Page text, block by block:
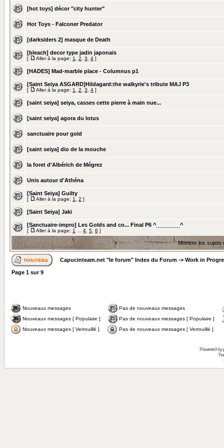
[hot toys] décor "city hunter"
Hot Toys - Falconer Predator
[darksiders 2] masque de Death
[bleach] decor type jadin japonais
[ Aller à la page: 1 2 3 4 ]
[HADES] Mad-marble place - Columnus p1
[Saint Seiya ASGARD]Hildagard:the walkyrie's tribute MAJ P3
[ Aller à la page: 1 2 3 4 ]
[saint seiya] seiya, casses cette pierre à main nue...
[saint seiya] agora du lotus
sanctuaire pour gold
[saint seiya] dio de la mouche
la foret d'Albérich de Mégrez
Unis autour d'Athéna
[Saint Seiya] Guilty
[ Aller à la page: 1 2 ]
[Saint Seiya] Jaki
[Sanctuaire-impro] Les Golds and co... Final P6 ^________^
[ Aller à la page: 1 4 5 6 ]
Montrer les sujets
Capucinteam.net "le forum" Index du Forum -> Work in
Page 1 sur9
Nouveaux messages
Pas de nouveaux messages
Nouveaux messages [ Populaire ]
Pas de nouveaux messages [ Populaire ]
Nouveaux messages [ Verrouillé ]
Pas de nouveaux messages [ Verrouillé ]
Powered by